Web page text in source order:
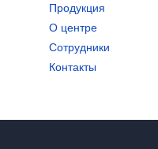
Продукция
О центре
Сотрудники
Контакты